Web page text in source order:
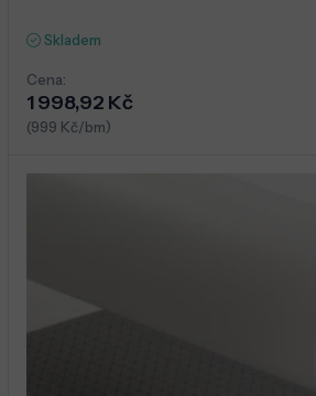
Skladem
Cena:
1 998,92 Kč
(999 Kč/bm)